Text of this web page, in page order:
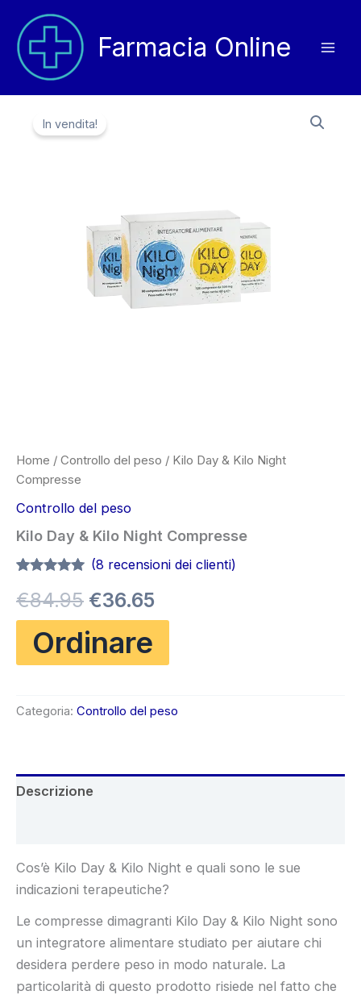
contenuto
Farmacia Online
In vendita!
Home / Controllo del peso / Kilo Day & Kilo Night
Compresse
Controllo del peso
Kilo Day & Kilo Night Compresse
su 5 su
base di
recensioni
(8 recensioni dei clienti)
€84.95 Il
prezzo
originale
€36.65
attuale
Ordinare
Categoria: Controllo del peso
Descrizione
Cos’è Kilo Day & Kilo Night e quali sono le sue
indicazioni terapeutiche?
Le compresse dimagranti Kilo Day & Kilo Night sono
un integratore alimentare studiato per aiutare chi
desidera perdere peso in modo naturale. La
particolarità di questo prodotto risiede nel fatto che